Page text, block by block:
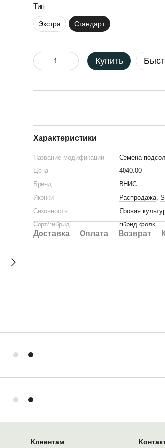
Тип
Экстра Стандарт
Купить
Характеристики
Название модификации
Семена
Цена
4040.00
Бренд
ВНИС
Иконки
Распродажа,
Сезонность
Яровая
Сорт/гибрид
гібрид фолк
Доставка Оплата Возврат
Клиентам